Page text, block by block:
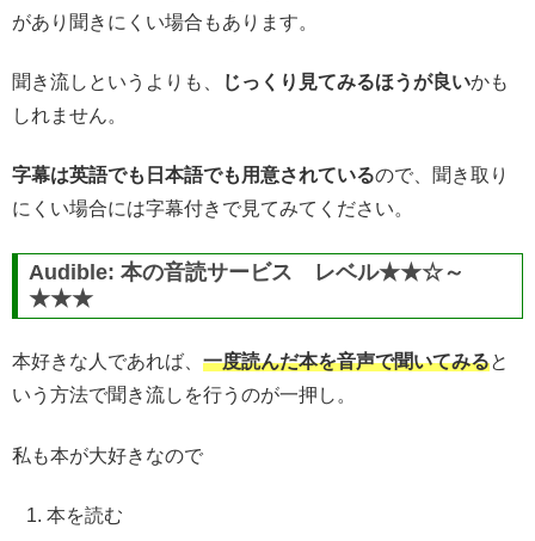
があり聞きにくい場合もあります。
聞き流しというよりも、 じっくり見てみるほうが良いかも
しれません。
字幕は英語でも日本語でも用意されているので、聞き取り
にくい場合には字幕付きで見てみてください。
Audible: 本の音読サービス レベル★★☆～
★★★
本好きな人であれば、 一度読んだ本を音声で聞いてみると
いう方法で聞き流しを行うのが一押し。
私も本が大好きなので
本を読む